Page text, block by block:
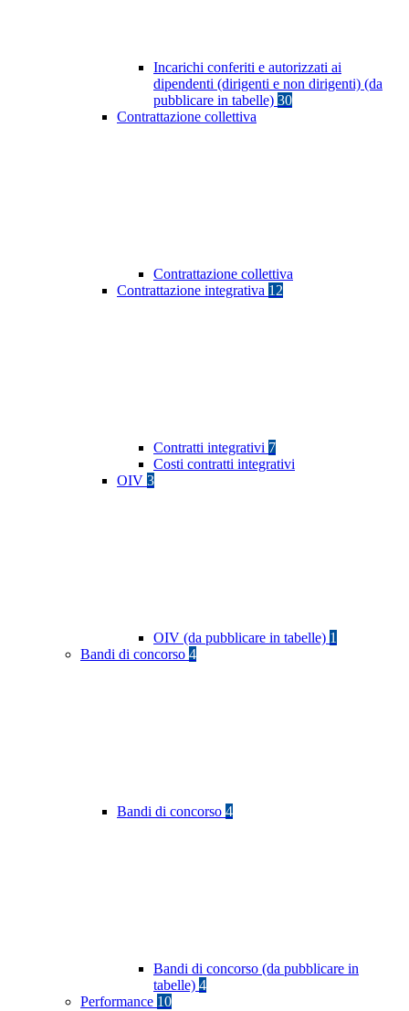
Incarichi conferiti e autorizzati ai
dipendenti (dirigenti e non dirigenti) (da
pubblicare in tabelle) 30
Contrattazione collettiva
Contrattazione collettiva
Contrattazione integrativa 12
Contratti integrativi 7
Costi contratti integrativi
OIV 3
OIV (da pubblicare in tabelle) 1
Bandi di concorso 4
Bandi di concorso 4
Bandi di concorso (da pubblicare in
tabelle) 4
Performance 10